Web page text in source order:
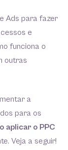
Ads para fazer
e
funciona o
outras
a
para os
aplicar o PPC
Veja a seguir!